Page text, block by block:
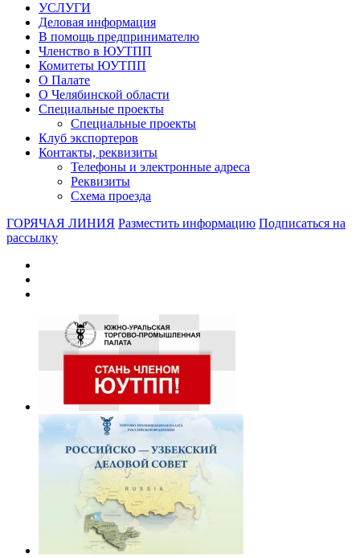
УСЛУГИ
Деловая информация
В помощь предпринимателю
Членство в ЮУТПП
Комитеты ЮУТПП
О Палате
О Челябинской области
Специальные проекты
Специальные проекты
Клуб экспортеров
Контакты, реквизиты
Телефоны и электронные адреса
Реквизиты
Схема проезда
ГОРЯЧАЯ ЛИНИЯ Разместить информацию Подписаться на
рассылку